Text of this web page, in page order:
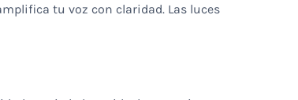
tu voz con claridad. Las luces